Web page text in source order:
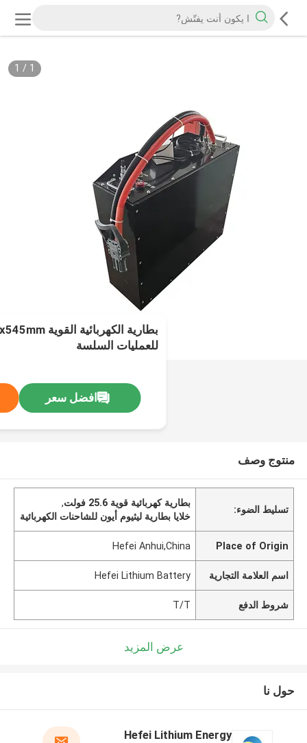
1
/
1
للعمليات السلسة
افضل سعر
منتوج وصف
تسليط الضوء:
بطارية كهربائية قوية 25.6 فولت
,
خلايا بطارية ليثيوم أيون للشاحنات الكهربائية
Place of Origin
Hefei Anhui,China
اسم العلامة التجارية Hefei Lithium Battery
شروط الدفع T/T
عرض المزيد
حول نا
Hefei Lithium Energy